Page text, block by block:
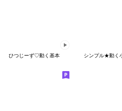
ひつじーず♡動く基本